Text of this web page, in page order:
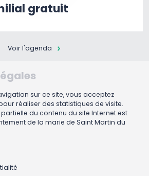
gratuit
Voir l'agenda
sur ce site, vous acceptez
réaliser des statistiques de visite.
du contenu du site Internet est
de la marie de Saint Martin du